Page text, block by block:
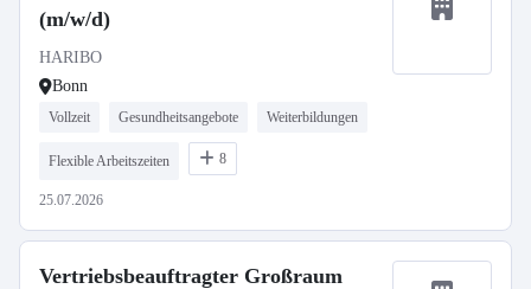
(m/w/d)
HARIBO
Bonn
Vollzeit Gesundheitsangebote Weiterbildungen
Flexible Arbeitszeiten 8
25.07.2026
Vertriebsbeauftragter Großraum